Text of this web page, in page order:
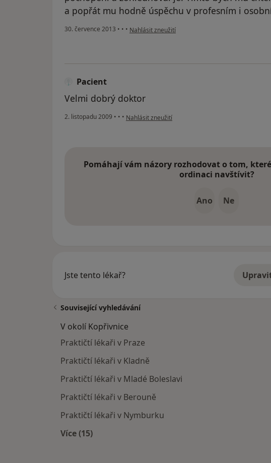
a popřát mu hodně úspěchu v profesním i
30. července 2013 • • • podle názoru uživatele Váš účet byl odstraněn
Nahlásit zneužití
Pacient
Velmi dobrý doktor
2. listopadu 2009 • • • podle názoru uživatele Pacient
Nahlásit zneužití
Pomáhají vám názory rozhodovat o tom,
ordinaci navštívit?
Ano Ne
Jste tento lékař?
Související vyhledávání
V okolí Kopřivnice
Praktičtí lékaři v Praze
Praktičtí lékaři v Kladně
Praktičtí lékaři v Mladé Boleslavi
Praktičtí lékaři v Berouně
Praktičtí lékaři v Nymburku
Více (15)